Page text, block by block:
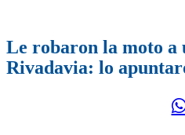
Le robaron la moto a
Rivadavia: lo